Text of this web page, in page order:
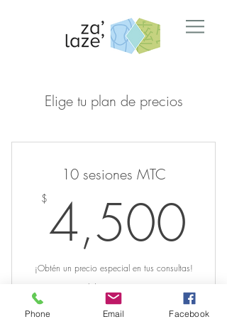
Elige tu plan de precios
10 sesiones MTC
$ 4,500
¡Obtén un precio especial en tus consultas!
Válido por 2 meses
Phone Email Facebook